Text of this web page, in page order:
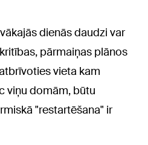
dienās daudzi var
pārmaiņas plānos
vieta kam
viņu domām, būtu
"restartēšana" ir